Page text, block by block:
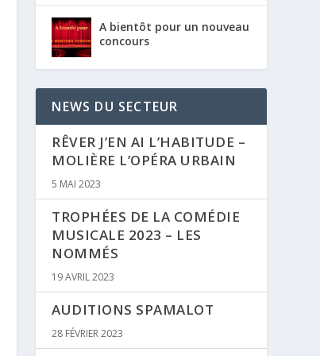
A bientôt pour un nouveau
concours
NEWS DU SECTEUR
RÊVER J’EN AI L’HABITUDE –
MOLIÈRE L’OPÉRA URBAIN
5 MAI 2023
TROPHÉES DE LA COMÉDIE
MUSICALE 2023 – LES
NOMMÉS
19 AVRIL 2023
AUDITIONS SPAMALOT
28 FÉVRIER 2023